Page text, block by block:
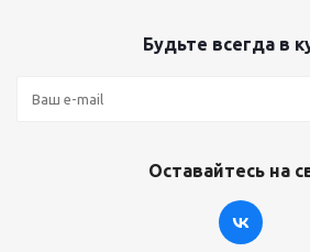
Будьте всегда в
Оставайтесь на